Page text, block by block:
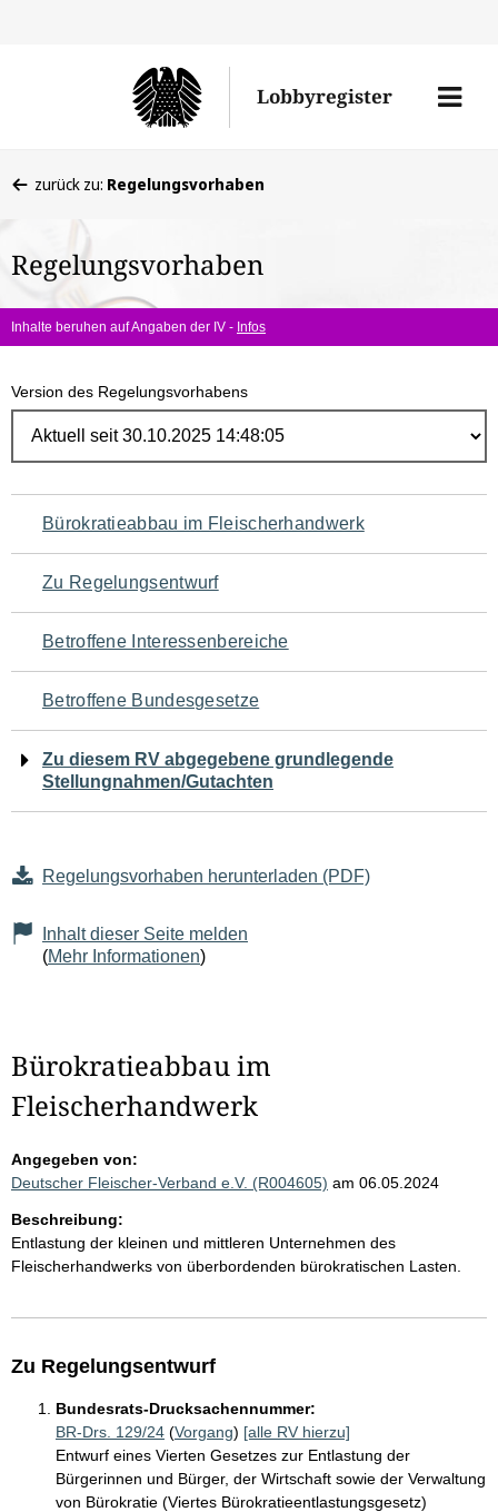
Lobbyregister
Menü
befinden
hier:
zurück zu: Regelungsvorhaben
Regelungsvorhaben
Inhalte beruhen auf Angaben der IV - Infos
Version des Regelungsvorhabens
Navigation
für
den
Seiteninhalt
Bürokratieabbau im Fleischerhandwerk
Zu Regelungsentwurf
Betroffene Interessenbereiche
Betroffene Bundesgesetze
Zu diesem RV abgegebene grundlegende
Stellungnahmen/Gutachten
Regelungsvorhaben herunterladen (PDF)
Inhalt dieser Seite melden
(Mehr Informationen)
Bürokratieabbau im
Fleischerhandwerk
Angegeben von:
Deutscher Fleischer-Verband e.V. (R004605) am 06.05.2024
Beschreibung:
Entlastung der kleinen und mittleren Unternehmen des
Fleischerhandwerks von überbordenden bürokratischen Lasten.
Zu Regelungsentwurf
Bundesrats-Drucksachennummer:
BR-Drs. 129/24 (Vorgang) [alle RV hierzu]
Entwurf eines Vierten Gesetzes zur Entlastung der
Bürgerinnen und Bürger, der Wirtschaft sowie der Verwaltung
von Bürokratie (Viertes Bürokratieentlastungsgesetz)